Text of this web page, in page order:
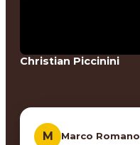
Christian Piccinini
M Marco Romano